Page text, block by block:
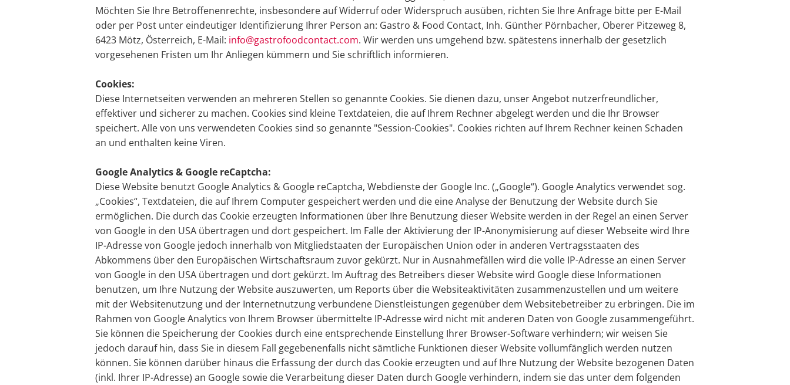
Möchten Sie Ihre Betroffenenrechte, insbesondere auf Widerruf oder Widerspruch ausüben, richten Sie Ihre Anfrage bitte per E-Mail
oder per Post unter eindeutiger Identifizierung Ihrer Person an: Gastro & Food Contact, Inh. Günther Pörnbacher, Oberer Pitzeweg 8,
6423 Mötz, Österreich, E-Mail: info@gastrofoodcontact.com. Wir werden uns umgehend bzw. spätestens innerhalb der gesetzlich
vorgesehenen Fristen um Ihr Anliegen kümmern und Sie schriftlich informieren.
Cookies:
Diese Internetseiten verwenden an mehreren Stellen so genannte Cookies. Sie dienen dazu, unser Angebot nutzerfreundlicher,
effektiver und sicherer zu machen. Cookies sind kleine Textdateien, die auf Ihrem Rechner abgelegt werden und die Ihr Browser
speichert. Alle von uns verwendeten Cookies sind so genannte "Session-Cookies". Cookies richten auf Ihrem Rechner keinen Schaden
an und enthalten keine Viren.
Google Analytics & Google reCaptcha:
Diese Website benutzt Google Analytics & Google reCaptcha, Webdienste der Google Inc. („Google“). Google Analytics verwendet sog.
„Cookies“, Textdateien, die auf Ihrem Computer gespeichert werden und die eine Analyse der Benutzung der Website durch Sie
ermöglichen. Die durch das Cookie erzeugten Informationen über Ihre Benutzung dieser Website werden in der Regel an einen Server
von Google in den USA übertragen und dort gespeichert. Im Falle der Aktivierung der IP-Anonymisierung auf dieser Webseite wird Ihre
IP-Adresse von Google jedoch innerhalb von Mitgliedstaaten der Europäischen Union oder in anderen Vertragsstaaten des
Abkommens über den Europäischen Wirtschaftsraum zuvor gekürzt. Nur in Ausnahmefällen wird die volle IP-Adresse an einen Server
von Google in den USA übertragen und dort gekürzt. Im Auftrag des Betreibers dieser Website wird Google diese Informationen
benutzen, um Ihre Nutzung der Website auszuwerten, um Reports über die Websiteaktivitäten zusammenzustellen und um weitere
mit der Websitenutzung und der Internetnutzung verbundene Dienstleistungen gegenüber dem Websitebetreiber zu erbringen. Die im
Rahmen von Google Analytics von Ihrem Browser übermittelte IP-Adresse wird nicht mit anderen Daten von Google zusammengeführt.
Sie können die Speicherung der Cookies durch eine entsprechende Einstellung Ihrer Browser-Software verhindern; wir weisen Sie
jedoch darauf hin, dass Sie in diesem Fall gegebenenfalls nicht sämtliche Funktionen dieser Website vollumfänglich werden nutzen
können. Sie können darüber hinaus die Erfassung der durch das Cookie erzeugten und auf Ihre Nutzung der Website bezogenen Daten
(inkl. Ihrer IP-Adresse) an Google sowie die Verarbeitung dieser Daten durch Google verhindern, indem sie das unter dem folgenden